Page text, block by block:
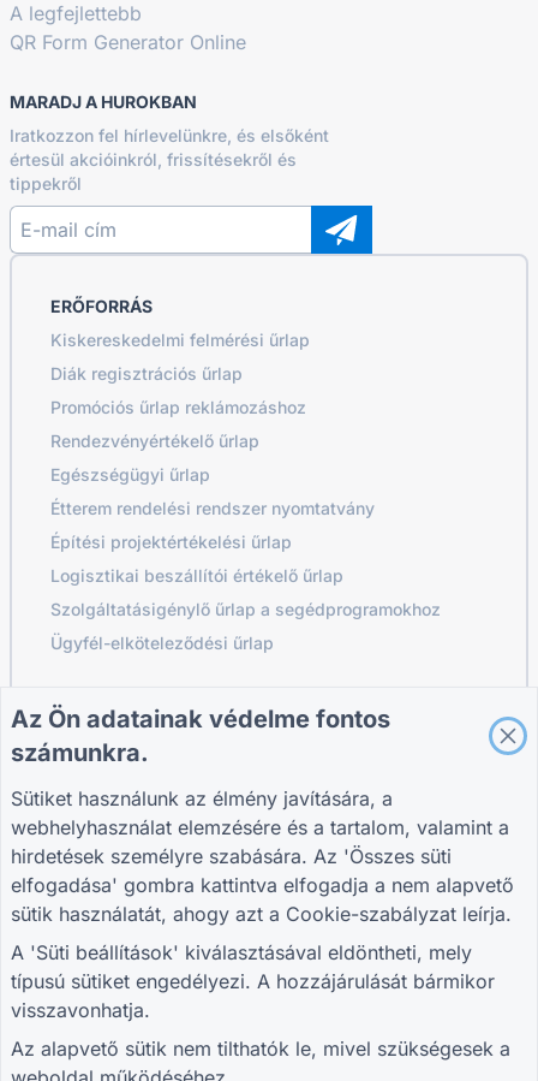
A legfejlettebb
QR Form Generator Online
MARADJ A HUROKBAN
Iratkozzon fel hírlevelünkre, és elsőként
értesül akcióinkról, frissítésekről és
tippekről
ERŐFORRÁS
Kiskereskedelmi felmérési űrlap
Diák regisztrációs űrlap
Promóciós űrlap reklámozáshoz
Rendezvényértékelő űrlap
Egészségügyi űrlap
Étterem rendelési rendszer nyomtatvány
Építési projektértékelési űrlap
Logisztikai beszállítói értékelő űrlap
Szolgáltatásigénylő űrlap a segédprogramokhoz
Ügyfél-elköteleződési űrlap
CSATLAKOZZ A KÖZÖSSÉGHEZ
ÚTMUTATÓK
Blog
TIGER FORM
Útmutató
Vegye fel velünk a
kapcsolatot
Adatvédelmi
szabályzat
Süti beállítások
© 2026 QR Form Generator. All rights reserved.
Az Ön adatainak védelme fontos
számunkra.
Sütiket használunk az élmény javítására, a
webhelyhasználat elemzésére és a tartalom, valamint a
hirdetések személyre szabására. Az 'Összes süti
elfogadása' gombra kattintva elfogadja a nem alapvető
sütik használatát, ahogy azt a Cookie-szabályzat leírja.
A 'Süti beállítások' kiválasztásával eldöntheti, mely
típusú sütiket engedélyezi. A hozzájárulását bármikor
visszavonhatja.
Az alapvető sütik nem tilthatók le, mivel szükségesek a